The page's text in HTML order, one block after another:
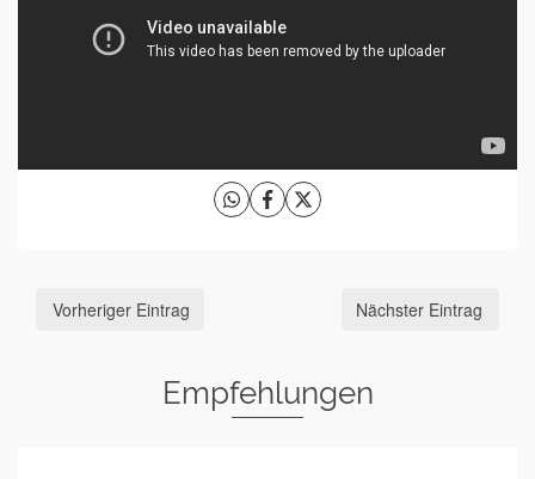
Vorheriger Eintrag Nächster Eintrag
Empfehlungen